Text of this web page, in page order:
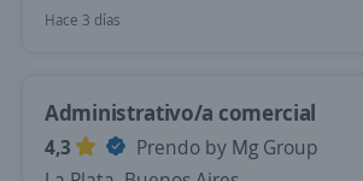
Hace 3 días
Administrativo/a comercial
4,3
Prendo by Mg Group